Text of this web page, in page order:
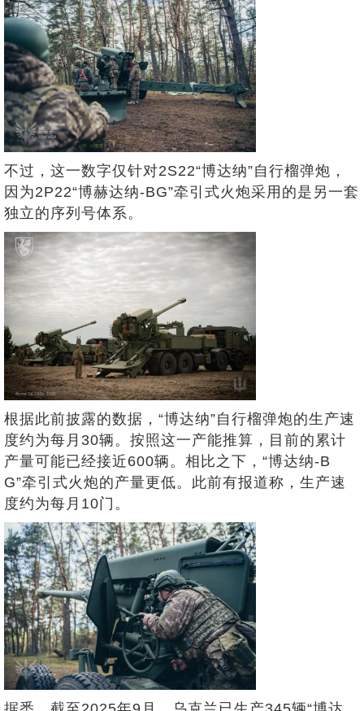
不过，这一数字仅针对2S22“博达纳”自行榴弹炮，
因为2P22“博赫达纳-BG”牵引式火炮采用的是另一套
独立的序列号体系。
根据此前披露的数据，“博达纳”自行榴弹炮的生产速
度约为每月30辆。按照这一产能推算，目前的累计
产量可能已经接近600辆。相比之下，“博达纳-B
G”牵引式火炮的产量更低。此前有报道称，生产速
度约为每月10门。